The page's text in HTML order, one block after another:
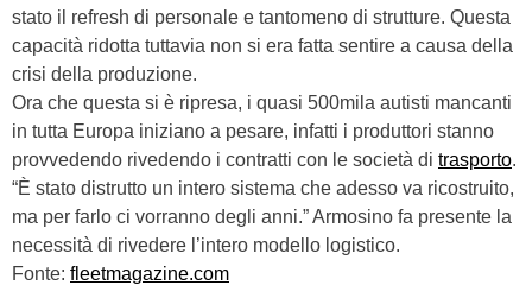
stato il refresh di personale e tantomeno di strutture. Questa
capacità ridotta tuttavia non si era fatta sentire a causa della
crisi della produzione.
Ora che questa si è ripresa, i quasi 500mila autisti mancanti
in tutta Europa iniziano a pesare, infatti i produttori stanno
provvedendo rivedendo i contratti con le società di trasporto.
“È stato distrutto un intero sistema che adesso va ricostruito,
ma per farlo ci vorranno degli anni.” Armosino fa presente la
necessità di rivedere l’intero modello logistico.
Fonte: fleetmagazine.com